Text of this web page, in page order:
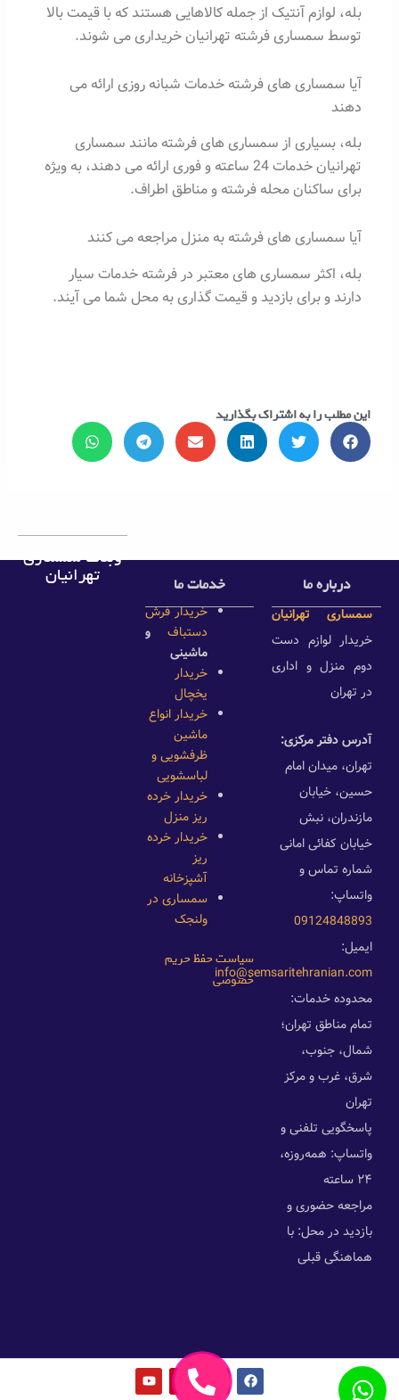
بله، لوازم آنتیک از جمله کالاهایی هستند که با قیمت بالا
توسط سمساری فرشته تهرانیان خریداری می شوند.
آیا سمساری های فرشته خدمات شبانه روزی ارائه می
دهند
بله، بسیاری از سمساری های فرشته مانند سمساری
تهرانیان خدمات 24 ساعته و فوری ارائه می دهند، به ویژه
برای ساکنان محله فرشته و مناطق اطراف.
آیا سمساری های فرشته به منزل مراجعه می کنند
بله، اکثر سمساری های معتبر در فرشته خدمات سیار
دارند و برای بازدید و قیمت گذاری به محل شما می آیند.
این مطلب را به اشتراک بگذارید
درباره ما
سمساری تهرانیان
خریدار لوازم دست
دوم منزل و اداری
در تهران
آدرس دفتر مرکزی:
تهران، میدان امام
حسین، خیابان
مازندران، نبش
خیابان کفائی امانی
شماره تماس و
واتساپ:
09124848893
ایمیل:
info@semsaritehranian.com
محدوده خدمات:
تمام مناطق تهران؛
شمال، جنوب،
شرق، غرب و مرکز
تهران
پاسخگویی تلفنی و
واتساپ: همه‌روزه،
۲۴ ساعته
مراجعه حضوری و
بازدید در محل: با
هماهنگی قبلی
خدمات ما
خریدار فرش
دستبافو
ماشینی
خریدار
یخچال
خریدار انواع
ماشین
ظرفشویی و
لباسشویی
خریدار خرده
ریز منزل
خریدار خرده
ریز
آشپزخانه
سمساری در
ولنجک
سیاست حفظ حریم
خصوصی
وبلاگ سمساری
تهرانیان
F
a
i
P
Y
o